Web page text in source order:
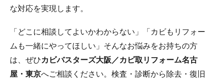
な対応を実現します。
「どこに相談してよいかわからない」「カビもリフォー
ムも一緒にやってほしい」そんなお悩みをお持ちの方
は、ぜひ カビバスターズ大阪／カビ取リフォーム名古
屋・東京へご相談ください。検査・診断から除去・復旧